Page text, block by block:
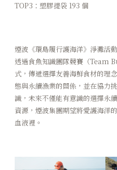
TOP3：塑膠提袋 193 個
煙波《環島履行護海洋》淨灘活
透過食魚知識團隊競賽（Team
式，傳遞選擇友善海鮮食材的理
態與永續漁業的關係，並在協力
識，未來不僅能有意識的選擇永
資源，煙波集團期望將愛護海洋
血液裡。